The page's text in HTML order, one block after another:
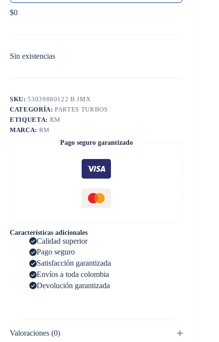
$0
Sin existencias
SKU:53039880122 B JMX
CATEGORÍA:PARTES TURBOS
ETIQUETA: RM
MARCA: RM
Pago seguro garantizado
Características adicionales
Calidad superior
Pago seguro
Satisfacción garantizada
Envíos a toda colombia
Devolución garantizada
Valoraciones (0)